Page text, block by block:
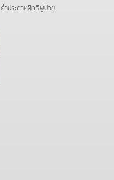
คําประกาศสิทธิผู้ป่วย